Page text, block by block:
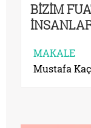
BİZİM
MAKALE
Mustafa